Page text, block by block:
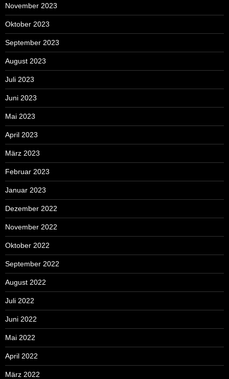
November 2023
Oktober 2023
September 2023
August 2023
Juli 2023
Juni 2023
Mai 2023
April 2023
März 2023
Februar 2023
Januar 2023
Dezember 2022
November 2022
Oktober 2022
September 2022
August 2022
Juli 2022
Juni 2022
Mai 2022
April 2022
März 2022